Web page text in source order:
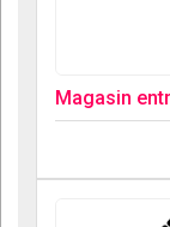
Magasin